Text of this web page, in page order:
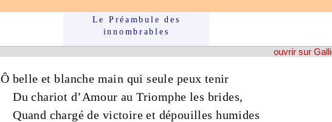
Le Préam­bule des
innom­brables
ouvrir sur
Ô belle etblanche main qui seule peux tenir
Duchariot d’ Amour auTriomphe les brides,
Quand chargé de victoireet dépouilles humides